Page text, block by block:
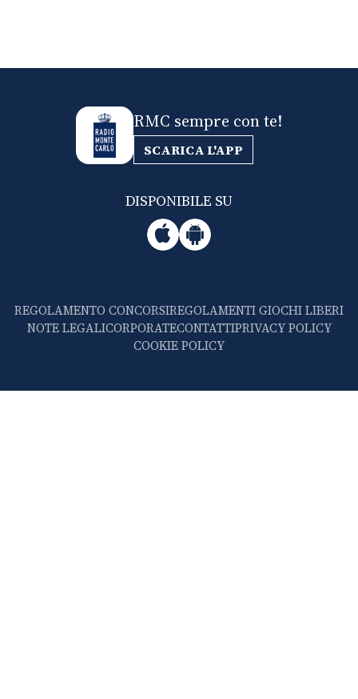
RMC sempre con te!
SCARICA L'APP
DISPONIBILE SU
REGOLAMENTO CONCORSIREGOLAMENTI GIOCHI LIBERI
NOTE LEGALICORPORATECONTATTIPRIVACY POLICY
COOKIE POLICY